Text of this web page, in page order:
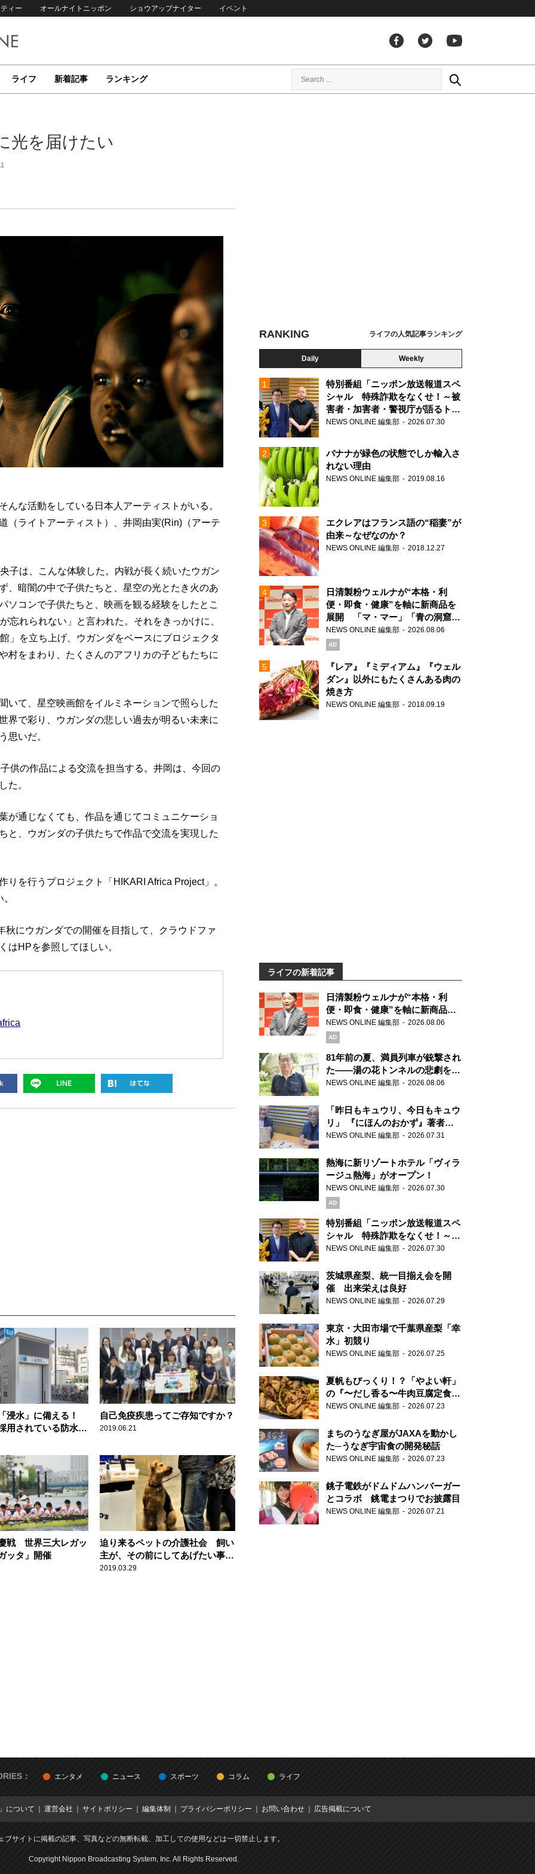
ィー オールナイトニッポン ショウアップナイター イベント
ライフ 新着記事 ランキング
光を届けたい
な活動をしている日本人アーティストがいる。
（ライトアーティスト）、井岡由実(Rin)（アーテ
子は、こんな体験した。内戦が長く続いたウガン
、暗闇の中で子供たちと、星空の光とたき火のあ
ソコンで子供たちと、映画を観る経験をしたとこ
忘れられない」と言われた。それをきっかけに、
」を立ち上げ、ウガンダをベースにプロジェクタ
村をまわり、たくさんのアフリカの子どもたちに
いて、星空映画館をイルミネーションで照らした
界で彩り、ウガンダの悲しい過去が明るい未来に
思いだ。
供の作品による交流を担当する。井岡は、今回の
た。
が通じなくても、作品を通じてコミュニケーショ
と、ウガンダの子供たちで作品で交流を実現した
を行うプロジェクト「HIKARI Africa Project」。
にウガンダでの開催を目指して、クラウドファ
はHPを参照してほしい。
浸水」に備える！
用されている防水設
自己免疫疾患ってご存知ですか？
2019.06.21
戦 世界三大レガッ
ッタ」開催
迫り来るペットの介護社会 飼い
主が、その前にしてあげたい事と
は
2019.03.29
RANKING ライフの人気記事ランキング
Daily Weekly
特別番組「ニッポン放送報道スペ
シャル 特殊詐欺をなくせ！～被
害者・加害者・警視庁が語るトク
リュウの実態～」放送
NEWS ONLINE 編集部 2026.07.30
バナナが緑色の状態でしか輸入さ
れない理由
NEWS ONLINE 編集部 2019.08.16
エクレアはフランス語の“稲妻”が
由来～なぜなのか？
NEWS ONLINE 編集部 2018.12.27
日清製粉ウェルナが“本格・利
便・即食・健康”を軸に新商品を
展開 「マ・マー」「青の洞窟」
ブランドを強化
NEWS ONLINE 編集部 2026.08.06
『レア』『ミディアム』『ウェル
ダン』以外にもたくさんある肉の
焼き方
NEWS ONLINE 編集部 2018.09.19
ライフの新着記事
日清製粉ウェルナが“本格・利
便・即食・健康”を軸に新商品を
展開 「マ・マー」「青の洞窟」
ブランドを強化
NEWS ONLINE 編集部 2026.08.06
AD
81年前の夏、満員列車が銃撃され
た――湯の花トンネルの悲劇を語
り継ぐ男性
NEWS ONLINE 編集部 2026.08.06
「昨日もキュウリ、今日もキュウ
リ」 『にほんのおかず』著者が
見つけた家庭料理の知恵
NEWS ONLINE 編集部 2026.07.31
熱海に新リゾートホテル「ヴィラ
ージュ熱海」がオープン！
NEWS ONLINE 編集部 2026.07.30
AD
特別番組「ニッポン放送報道スペ
シャル 特殊詐欺をなくせ！～被
害者・加害者・警視庁が語るトク
NEWS ONLINE 編集部 2026.07.30
茨城県産梨、統一目揃え会を開
催 出来栄えは良好
NEWS ONLINE 編集部 2026.07.29
東京・大田市場で千葉県産梨「幸
水」初競り
NEWS ONLINE 編集部 2026.07.25
夏帆もびっくり！？「やよい軒」
の『〜だし香る〜牛肉豆腐定食』
が香り高すぎる
NEWS ONLINE 編集部 2026.07.23
まちのうなぎ屋がJAXAを動かし
た─うなぎ宇宙食の開発秘話
NEWS ONLINE 編集部 2026.07.23
銚子電鉄がドムドムハンバーガー
とコラボ 銚電まつりでお披露目
NEWS ONLINE 編集部 2026.07.21
： エンタメ ニュース スポーツ コラム ライフ
について 運営会社 サイトポリシー 編集体制 プライバシーポリシー お問い合わせ 広告掲載について
ブサイトに掲載の記事、写真などの無断転載、加工しての使用などは一切禁止します。
Copyright Nippon Broadcasting System, Inc. All Rights Reserved.